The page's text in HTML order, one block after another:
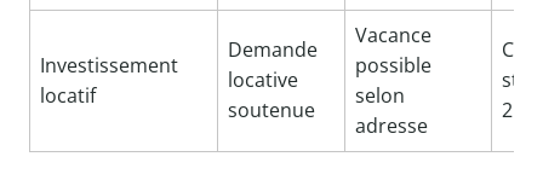
Investissement
locatif
Demande
locative
soutenue
Vacance
possible
selon
adresse
2